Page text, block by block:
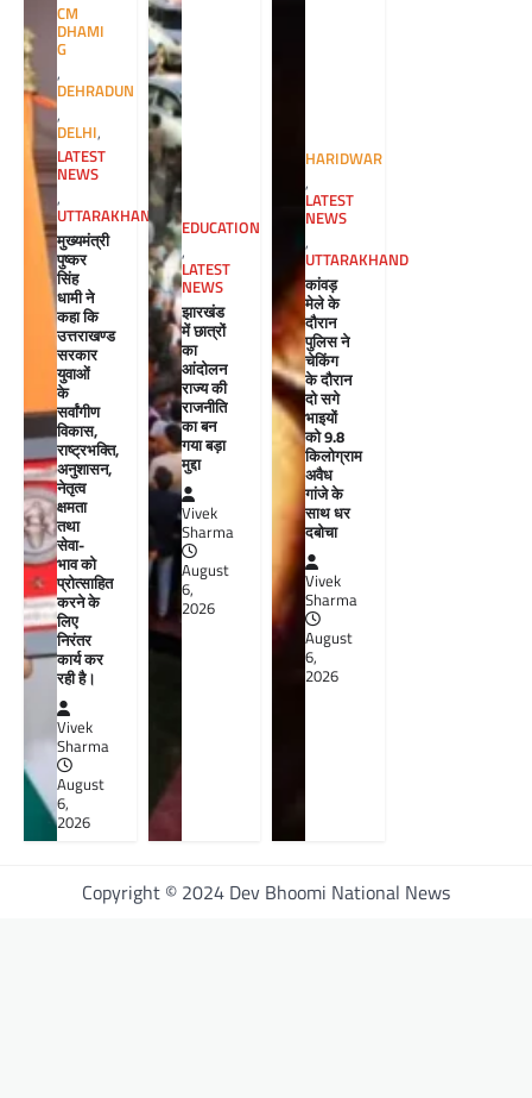
CM
DHAMI
G
,
DEHRADUN
,
DELHI,
LATEST
NEWS
,
UTTARAKHAND
मुख्यमंत्री
पुष्कर
सिंह
धामी ने
कहा कि
उत्तराखण्ड
सरकार
युवाओं
के
सर्वांगीण
विकास,
राष्ट्रभक्ति,
अनुशासन,
नेतृत्व
क्षमता
तथा
सेवा-
भाव को
प्रोत्साहित
करने के
लिए
निरंतर
कार्य कर
रही है।
Vivek
Sharma
August
6,
2026
EDUCATION
,
LATEST
NEWS
झारखंड
में छात्रों
का
आंदोलन
राज्य की
राजनीति
का बन
गया बड़ा
मुद्दा
Vivek
Sharma
August
6,
2026
HARIDWAR
,
LATEST
NEWS
,
UTTARAKHAND
कांवड़
मेले के
दौरान
पुलिस ने
चेकिंग
के दौरान
दो सगे
भाइयों
को 9.8
किलोग्राम
अवैध
गांजे के
साथ धर
दबोचा
Vivek
Sharma
August
6,
2026
Copyright © 2024 Dev Bhoomi National News